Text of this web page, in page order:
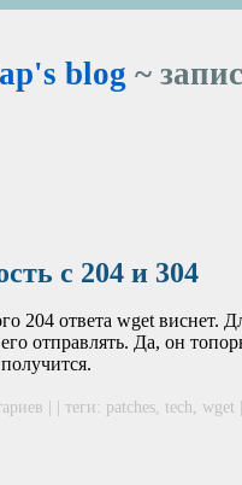
blog ~
с 204 и 304
204 ответа wget виснет.
отправлять. Да, он
| | теги: patches tech ,wget